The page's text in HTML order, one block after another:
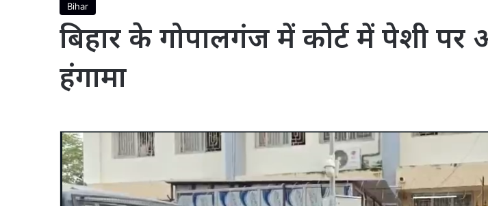
Bihar
बिहार के गोपालगंज में कोर्ट में पेशी पर
हंगामा